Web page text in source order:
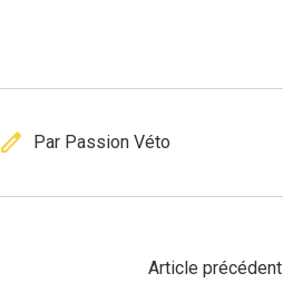
edit Par Passion Véto
Article précédent